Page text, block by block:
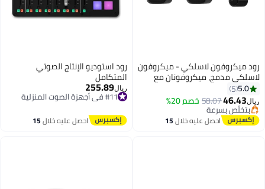
رود ميكروفون لاسلكي - ميكروفون
لاسلكي مدمج، ميكروفونان مع
علبة شحن لإنشاء محتوى الهواتف
الذكية - USB-C
5.0
5
ريال46.43
58.07خصم 20%
بتخلّص بسرعة
بتخلّص بسرعةاحصل عليه خلال15
رود استوديو الإنتاج الصوتي
المتكامل
ريال255.89
#11 في أجهزة الصوت المنزلية
أقل سعر في 7 يوم
احصل عليه خلال15